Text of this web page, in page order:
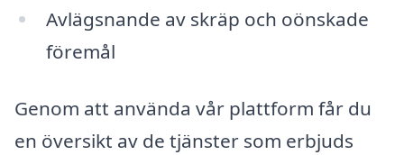
Avlägsnande av skräp och oönskade
föremål
Genom att använda vår plattform får du
en översikt av de tjänster som erbjuds